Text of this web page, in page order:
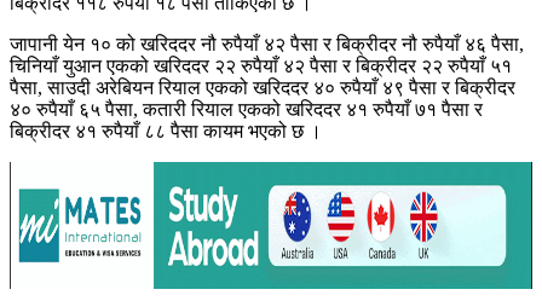
जापानी येन १० को खरिददर नौ रुपैयाँ ४२ पैसा र बिक्रीदर नौ रुपैयाँ ४६ पैसा,
चिनियाँ युआन एकको खरिददर २२ रुपैयाँ ४२ पैसा र बिक्रीदर २२ रुपैयाँ ५१
पैसा, साउदी अरेबियन रियाल एकको खरिददर ४० रुपैयाँ ४९ पैसा र बिक्रीदर
४० रुपैयाँ ६५ पैसा, कतारी रियाल एकको खरिददर ४१ रुपैयाँ ७१ पैसा र
बिक्रीदर ४१ रुपैयाँ ८८ पैसा कायम भएको छ ।